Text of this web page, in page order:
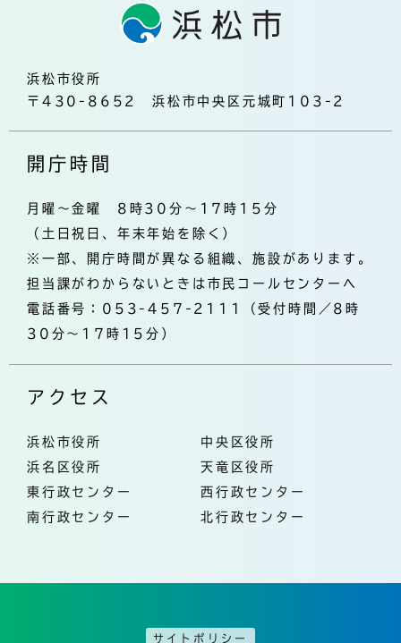
浜松市役所
〒430-8652 浜松市中央区元城町103-2
開庁時間
月曜～金曜 8時30分～17時15分
（土日祝日、年末年始を除く）
※一部、開庁時間が異なる組織、施設があります。
担当課がわからないときは市民コールセンターへ
電話番号：053-457-2111（受付時間／8時
30分～17時15分）
アクセス
浜松市役所
中央区役所
浜名区役所
天竜区役所
東行政センター
西行政センター
南行政センター
北行政センター
サイトポリシー